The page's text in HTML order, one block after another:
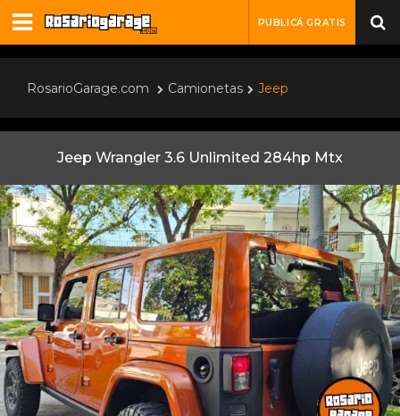
PUBLICÁ GRATIS
RosarioGarage.com Camionetas Jeep
Jeep Wrangler 3.6 Unlimited 284hp Mtx